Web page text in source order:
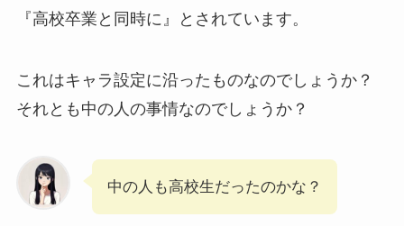
『高校卒業と同時に』とされています。
これはキャラ設定に沿ったものなのでしょうか？
それとも中の人の事情なのでしょうか？
中の人も高校生だったのかな？